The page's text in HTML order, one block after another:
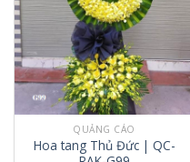
QUẢNG CÁO
Hoa tang Thủ Đức | QC-